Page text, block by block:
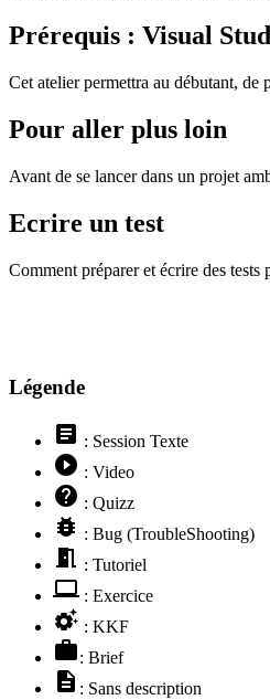
Prérequis : Visual
Cet atelier permettra au débutant,
Pour aller plus loin
Avant de se lancer dans un projet
Ecrire un test
Comment préparer et écrire des tests
Légende
article : Session Texte
play_circle_filled : Video
help : Quizz
bug_report : Bug (TroubleShooting)
meeting_room : Tutoriel
computer : Exercice
settings_suggest : KKF
work: Brief
description : Sans description